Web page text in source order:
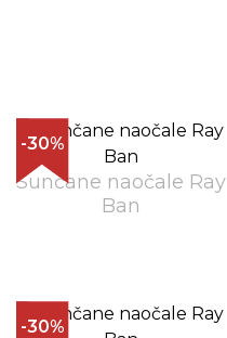
-30%
Sunčane naočale Ray
Ban
-30%